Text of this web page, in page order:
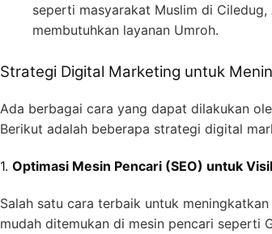
seperti masyarakat Muslim di
membutuhkan layanan Umroh.
Strategi Digital Marketing untuk
Ada berbagai cara yang dapat dilakukan
Berikut adalah beberapa strategi digital
1. Optimasi Mesin Pencari (SEO) untuk
Salah satu cara terbaik untuk
mudah ditemukan di mesin pencari seperti